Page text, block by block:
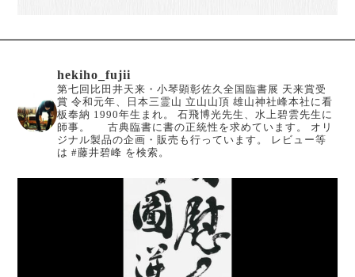
hekiho_fujii
第七回比田井天来・小琴顕彰佐久全国臨書展 天来賞受
賞 令和元年、日本三霊山 立山山頂 雄山神社峰本社に看
板奉納 1990年生まれ。
石飛博光先生、水上碧雲先生に
師事。
古典臨書に書の正統性を求めています。
オリ
ジナル製品の企画・販売も行っています。
レビュー等
は #藤井碧峰 を検索。